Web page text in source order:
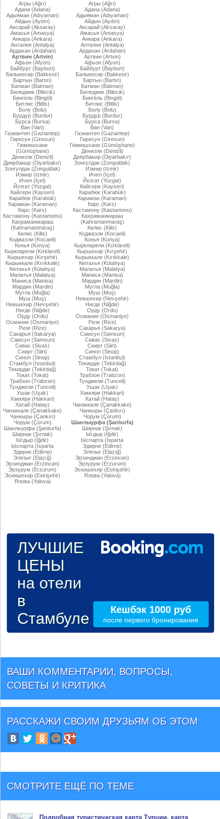
Агры (Ağrı)
Адана (Adana)
Адыяман (Adıyaman)
Айдын (Aydın)
Аксарай (Aksaray)
Амасья (Amasya)
Анкара (Ankara)
Анталия (Antalya)
Ардахан (Ardahan)
Артвин (Artvin)
Афьон (Afyon)
Байбурт (Bayburt)
Балыкесир (Balıkesir)
Бартын (Bartın)
Батман (Batman)
Биледжик (Bilecik)
Бингёль (Bingöl)
Битлис (Bitlis)
Болу (Bolu)
Бурдур (Burdur)
Бурса (Bursa)
Ван (Van)
Газиантеп (Gaziantep)
Гиресун (Giresun)
Гюмюшхане
(Gümüşhane)
Денизли (Denizli)
Диярбакыр (Diyarbakır)
Зонгулдак (Zonguldak)
Измир (Izmir)
Ичел (Içel)
Йозгат (Yozgat)
Кайсери (Kayseri)
Карабюк (Karabük)
Караман (Karaman)
Карс (Kars)
Кастамону (Kastamonu)
Кахраманмараш
(Kahramanmaraş)
Килис (Kilis)
Коджаэли (Kocaeli)
Конья (Konya)
Кыркларели (Kırklareli)
Кыршехир (Kırşehir)
Кырыккале (Kırıkkale)
Кютахья (Kütahya)
Малатья (Malatya)
Маниса (Manisa)
Мардин (Mardin)
Мугла (Muğla)
Муш (Muş)
Невшехир (Nevşehir)
Нигде (Niğde)
Орду (Ordu)
Османие (Osmaniye)
Ризе (Rize)
Сакарья (Sakarya)
Самсун (Samsun)
Сивас (Sivas)
Сиирт (Siirt)
Синоп (Sinop)
Стамбул (Istanbul)
Текирдаг (Tekirdağ)
Токат (Tokat)
Трабзон (Trabzon)
Тунджели (Tunceli)
Ушак (Uşak)
Хаккяри (Hakkari)
Хатай (Hatay)
Чанаккале (Çanakkake)
Чанкыры (Çankırı)
Чорум (Çorum)
Шанлыурфа (Şanlıurfa)
Ширнак (Şırnak)
Ыгдыр (Iğdir)
Ыспарта (İsparta
Эдирне (Edirne)
Элязыг (Elazığ)
Эрзинджан (Erzincan)
Эрзурум (Erzurum)
Эскишехир (Eskişehir)
Ялова (Yalova)
Агры (Ağrı)
Адана (Adana)
Адыяман (Adıyaman)
Айдын (Aydın)
Аксарай (Aksaray)
Амасья (Amasya)
Анкара (Ankara)
Анталия (Antalya)
Ардахан (Ardahan)
Артвин (Artvin)
Афьон (Afyon)
Байбурт (Bayburt)
Балыкесир (Balıkesir)
Бартын (Bartın)
Батман (Batman)
Биледжик (Bilecik)
Бингёль (Bingöl)
Битлис (Bitlis)
Болу (Bolu)
Бурдур (Burdur)
Бурса (Bursa)
Ван (Van)
Газиантеп (Gaziantep)
Гиресун (Giresun)
Гюмюшхане (Gümüşhane)
Денизли (Denizli)
Диярбакыр (Diyarbakır)
Зонгулдак (Zonguldak)
Измир (Izmir)
Ичел (Içel)
Йозгат (Yozgat)
Кайсери (Kayseri)
Карабюк (Karabük)
Караман (Karaman)
Карс (Kars)
Кастамону (Kastamonu)
Кахраманмараш
(Kahramanmaraş)
Килис (Kilis)
Коджаэли (Kocaeli)
Конья (Konya)
Кыркларели (Kırklareli)
Кыршехир (Kırşehir)
Кырыккале (Kırıkkale)
Кютахья (Kütahya)
Малатья (Malatya)
Маниса (Manisa)
Мардин (Mardin)
Мугла (Muğla)
Муш (Muş)
Невшехир (Nevşehir)
Нигде (Niğde)
Орду (Ordu)
Османие (Osmaniye)
Ризе (Rize)
Сакарья (Sakarya)
Самсун (Samsun)
Сивас (Sivas)
Сиирт (Siirt)
Синоп (Sinop)
Стамбул (Istanbul)
Текирдаг (Tekirdağ)
Токат (Tokat)
Трабзон (Trabzon)
Тунджели (Tunceli)
Ушак (Uşak)
Хаккяри (Hakkari)
Хатай (Hatay)
Чанаккале (Çanakkake)
Чанкыры (Çankırı)
Чорум (Çorum)
Шанлыурфа (Şanlıurfa)
Ширнак (Şırnak)
Ыгдыр (Iğdir)
Ыспарта (İsparta
Эдирне (Edirne)
Элязыг (Elazığ)
Эрзинджан (Erzincan)
Эрзурум (Erzurum)
Эскишехир (Eskişehir)
Ялова (Yalova)
ЛУЧШИЕ
ЦЕНЫ
на отели
в
Стамбуле
Кешбэк 1000 руб
после первого бронирования
ВАШИ КОММЕНТАРИИ, ВОПРОСЫ,
СОВЕТЫ И КРИТИКА
РАССКАЖИ СВОИМ ДРУЗЬЯМ ОБ ЭТОМ
СМОТРИТЕ ЕЩЁ ПО ТЕМЕ
Подробная туристическая карта Турции, карта